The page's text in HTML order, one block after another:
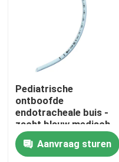
Thuis
Producten
Pediatrische
ontboofde
endotracheale buis -
zacht blauw medisch
PVC - CE ISO-
gecertificeerd
Aanvraag sturen